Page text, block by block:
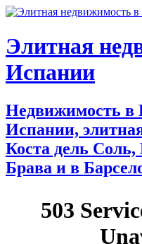
Элитная
Испании
Недвижимость в
Испании,
Коста дель Соль,
Брава и в